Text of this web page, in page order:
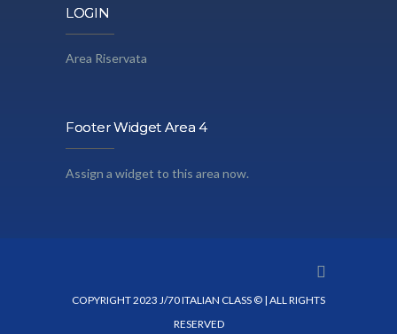
LOGIN
Area Riservata
Footer Widget Area 4
Assign a widget to this area now.
COPYRIGHT 2023 J/70 ITALIAN CLASS © | ALL RIGHTS
RESERVED